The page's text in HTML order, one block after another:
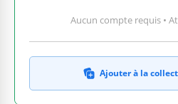
Aucun compte requis •
Ajouter à la